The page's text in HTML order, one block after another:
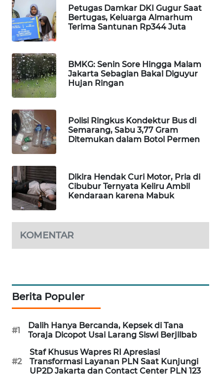
Petugas Damkar DKI Gugur Saat
Bertugas, Keluarga Almarhum
Terima Santunan Rp344 Juta
BMKG: Senin Sore Hingga Malam
Jakarta Sebagian Bakal Diguyur
Hujan Ringan
Polisi Ringkus Kondektur Bus di
Semarang, Sabu 3,77 Gram
Ditemukan dalam Botol Permen
Dikira Hendak Curi Motor, Pria di
Cibubur Ternyata Keliru Ambil
Kendaraan karena Mabuk
KOMENTAR
Berita Populer
#1
Dalih Hanya Bercanda, Kepsek di Tana
Toraja Dicopot Usai Larang Siswi Berjilbab
#2
Staf Khusus Wapres RI Apresiasi
Transformasi Layanan PLN Saat Kunjungi
UP2D Jakarta dan Contact Center PLN 123
WAHANA
KONSUMEN
WAHANA
LISTRIK
WAHANA
TRAVEL
WAHANA
TV
WAHANANEWS
WAHANANEWS
CO ID
WAHANANEWS
NET
WAHANA
UMKM
WAHANA
WAHANA